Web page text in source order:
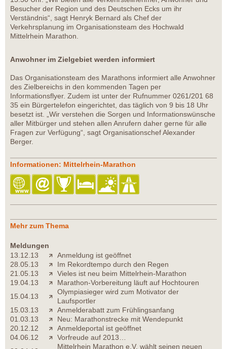
Besucher der Region und des Deutschen Ecks um ihr
Verständnis“, sagt Henryk Bernard als Chef der
Verkehrsplanung im Organisationsteam des Hochwald
Mittelrhein Marathon.
Anwohner im Zielgebiet werden informiert
Das Organisationsteam des Marathons informiert alle Anwohner
des Zielbereichs in den kommenden Tagen per
Informationsflyer. Zudem ist unter der Rufnummer 0261/201 68
35 ein Bürgertelefon eingerichtet, das täglich von 9 bis 18 Uhr
besetzt ist. „Wir verstehen die Sorgen und Informationswünsche
aller Mitbürger und stehen allen Anrufern daher gerne für alle
Fragen zur Verfügung“, sagt Organisationschef Alexander
Berger.
Informationen: Mittelrhein-Marathon
Mehr zum Thema
Meldungen
13.12.13
Anmeldung ist geöffnet
28.05.13
Im Rekordtempo durch den Regen
21.05.13
Vieles ist neu beim Mittelrhein-Marathon
19.04.13
Marathon-Vorbereitung läuft auf Hochtouren
15.04.13
Olympiasieger wird zum Motivator der
Laufsportler
15.03.13
Anmelderabatt zum Frühlingsanfang
01.03.13
Neu: Marathonstrecke mit Wendepunkt
20.12.12
Anmeldeportal ist geöffnet
04.06.12
Vorfreude auf 2013…
Mittelrhein Marathon e.V. wählt seinen neuen